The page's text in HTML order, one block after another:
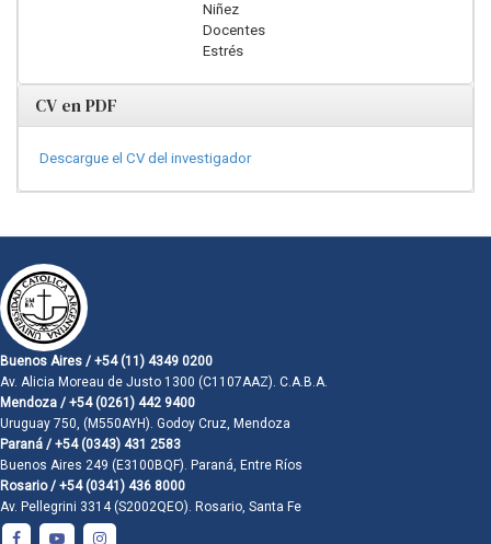
Niñez
Docentes
Estrés
CV en PDF
Descargue el CV del investigador
Buenos Aires / +54 (11) 4349 0200
Av. Alicia Moreau de Justo 1300 (C1107AAZ). C.A.B.A.
Mendoza / +54 (0261) 442 9400
Uruguay 750, (M550AYH). Godoy Cruz, Mendoza
Paraná / +54 (0343) 431 2583
Buenos Aires 249 (E3100BQF). Paraná, Entre Ríos
Rosario / +54 (0341) 436 8000
Av. Pellegrini 3314 (S2002QEO). Rosario, Santa Fe